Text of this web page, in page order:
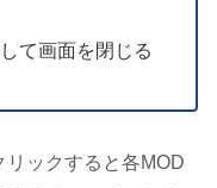
て画面を閉じる
ックすると各MOD